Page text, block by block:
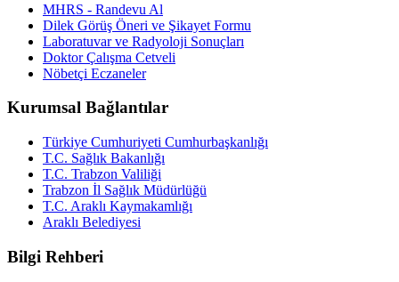
MHRS - Randevu Al
Dilek Görüş Öneri ve Şikayet Formu
Laboratuvar ve Radyoloji Sonuçları
Doktor Çalışma Cetveli
Nöbetçi Eczaneler
Kurumsal Bağlantılar
Türkiye Cumhuriyeti Cumhurbaşkanlığı
T.C. Sağlık Bakanlığı
T.C. Trabzon Valiliği
Trabzon İl Sağlık Müdürlüğü
T.C. Araklı Kaymakamlığı
Araklı Belediyesi
Bilgi Rehberi